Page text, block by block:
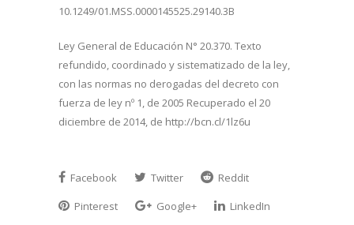
10.1249/01.MSS.0000145525.29140.3B
Ley General de Educación N° 20.370. Texto
refundido, coordinado y sistematizado de la ley,
con las normas no derogadas del decreto con
fuerza de ley nº 1, de 2005 Recuperado el 20
diciembre de 2014, de http://bcn.cl/1lz6u
Facebook Twitter
Reddit
Pinterest
Google+
LinkedIn